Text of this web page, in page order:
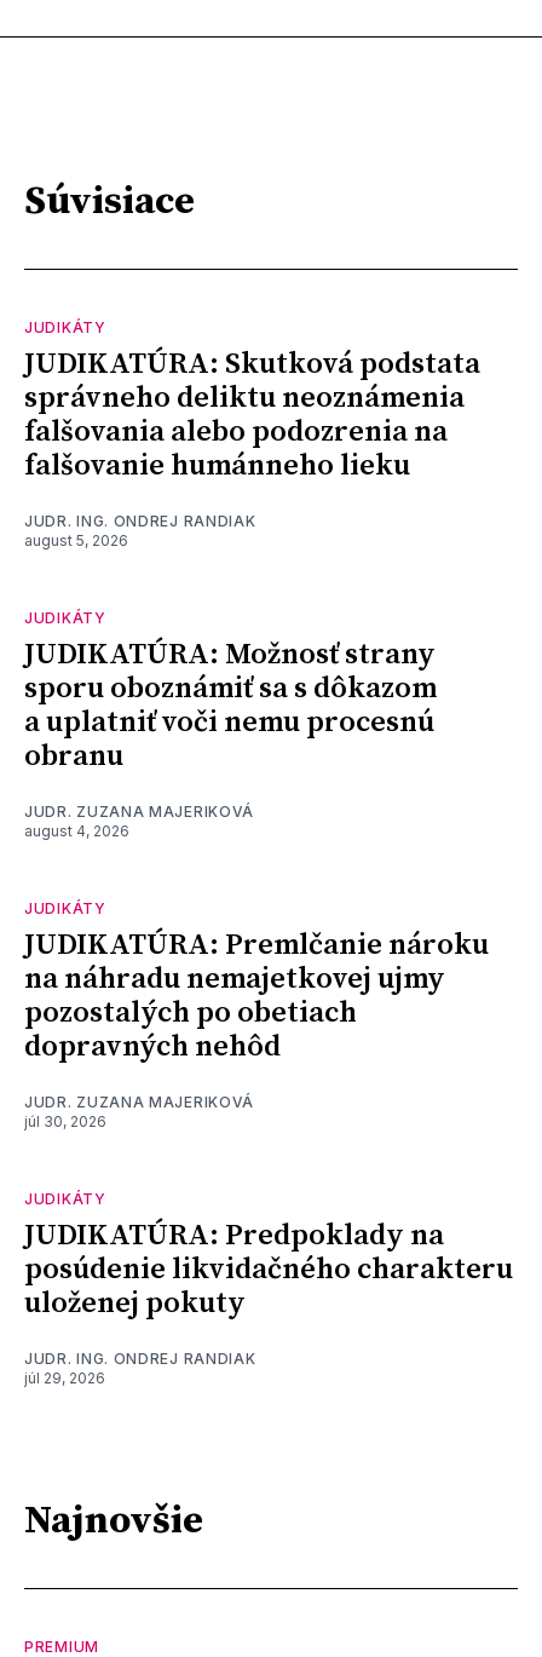
Súvisiace
JUDIKÁTY
JUDIKATÚRA: Skutková podstata
správneho deliktu neoznámenia
falšovania alebo podozrenia na
falšovanie humánneho lieku
JUDR. ING. ONDREJ RANDIAK
august 5, 2026
JUDIKÁTY
JUDIKATÚRA: Možnosť strany
sporu oboznámiť sa s dôkazom
a uplatniť voči nemu procesnú
obranu
JUDR. ZUZANA MAJERIKOVÁ
august 4, 2026
JUDIKÁTY
JUDIKATÚRA: Premlčanie nároku
na náhradu nemajetkovej ujmy
pozostalých po obetiach
dopravných nehôd
JUDR. ZUZANA MAJERIKOVÁ
júl 30, 2026
JUDIKÁTY
JUDIKATÚRA: Predpoklady na
posúdenie likvidačného charakteru
uloženej pokuty
JUDR. ING. ONDREJ RANDIAK
júl 29, 2026
Najnovšie
PREMIUM